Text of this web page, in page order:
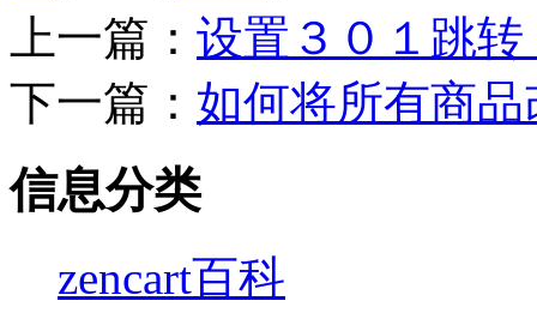
上一篇： 设置３０１跳
下一篇： 如何将所有商
信息分类
zencart百科